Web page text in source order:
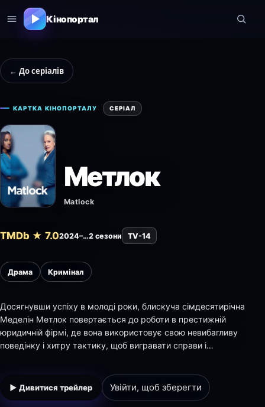
Кінопортал
← До серіалів
КАРТКА КІНОПОРТАЛУ СЕРІАЛ
Метлок
Matlock
TMDb ★ 7.02024–…2 сезони TV-14
Драма Кримінал
Досягнувши успіху в молоді роки, блискуча сімдесятирічна
Меделін Метлок повертається до роботи в престижній
юридичній фірмі, де вона використовує свою невибагливу
поведінку і хитру тактику, щоб вигравати справи і
▶ Дивитися трейлер Увійти, щоб зберегти